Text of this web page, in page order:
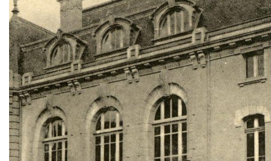
Zoom sur l'image